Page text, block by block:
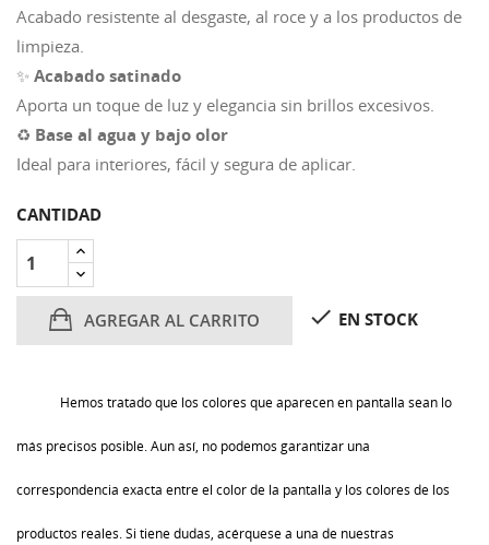
Acabado resistente al desgaste, al roce y a los productos de
limpieza.
✨ Acabado satinado
Aporta un toque de luz y elegancia sin brillos excesivos.
♻️ Base al agua y bajo olor
Ideal para interiores, fácil y segura de aplicar.
CANTIDAD
AGREGAR AL CARRITO  EN STOCK
Hemos tratado que los colores que aparecen en pantalla sean lo
más precisos posible. Aun así, no podemos garantizar una
correspondencia exacta entre el color de la pantalla y los colores de los
productos reales. Si tiene dudas, acérquese a una de nuestras